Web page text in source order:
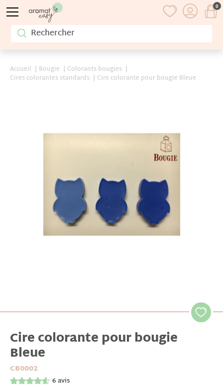
Accueil Bougie
Colorants bougies
Cires colorantes standards
Cire colorante pour bougie Bleue
Cire colorante pour bougie
Bleue
CB0002
6avis
0